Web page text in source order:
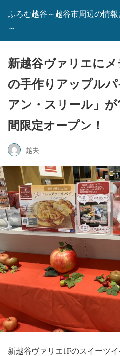
ふろむ越谷～越谷市周辺の情
～
新越谷ヴァリエに
の手作りアップルパ
アン・スリール」
間限定オープン！
越夫
新越谷ヴァリエ1Fのスイーツ